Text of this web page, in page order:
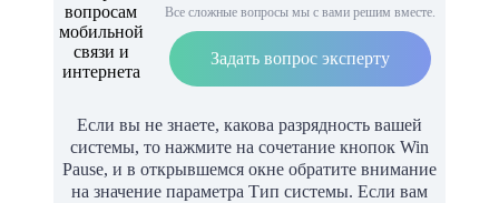
Все сложные вопросы мы с вами решим вместе.
Задать вопрос эксперту
Если вы не знаете, какова разрядность вашей
системы, то нажмите на сочетание кнопок Win
Pause, и в открывшемся окне обратите внимание
на значение параметра Тип системы. Если вам